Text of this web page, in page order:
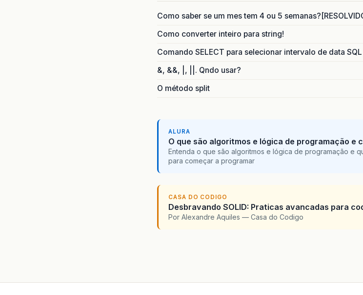
Como saber se um mes tem 4 ou 5
Como converter inteiro para string!
Comando SELECT para selecionar intervalo de data SQL
&, &&, |, ||. Qndo usar?
O método split
ALURA
O que são algoritmos e lógica de programação e
Entenda o que são algoritmos e lógica de programação e
para começar a programar
CASA DO CODIGO
Desbravando SOLID: Praticas avancadas para
Por Alexandre Aquiles — Casa do Codigo